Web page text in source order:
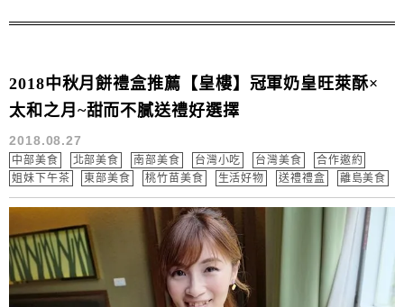
2018中秋月餅禮盒推薦【皇樓】冠軍奶皇旺萊酥×
太和之月~甜而不膩送禮好選擇
2018.08.27
中部美食 北部美食 南部美食 台灣小吃 台灣美食
合作邀約
姐妹下午茶
東部美食 桃竹苗美食 生活好物 送禮禮盒 離島美食